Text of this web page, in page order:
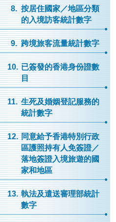
8. 按居住國家／地區分類
的入境訪客統計數字
9. 跨境旅客流量統計數字
10. 已簽發的香港身份證數
目
11. 生死及婚姻登記服務的
統計數字
12. 同意給予香港特別行政
區護照持有人免簽證／
落地簽證入境旅遊的國
家和地區
13. 執法及遣送審理部統計
數字